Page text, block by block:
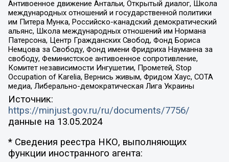
Антивоенное движение Антальи, Открытый диалог, Школа
международных отношений и государственной политики
им Питера Мунка, Российско-канадский демократический
альянс, Школа международных отношений им Нормана
Патерсона, Центр Гражданских Свобод, Фонд Бориса
Немцова за Свободу, Фонд имени Фридриха Науманна за
свободу, Феминистское антивоенное сопротивление,
Комитет независимости Ингушетии, Прометей, Stop
Occupation of Karelia, Вернись живым, Фридом Хаус, СОТА
медиа, Либерально-демократическая Лига Украины
Источник:
https://minjust.gov.ru/ru/documents/7756/
данные на 13.05.2024
* Сведения реестра НКО, выполняющих
функции иностранного агента: